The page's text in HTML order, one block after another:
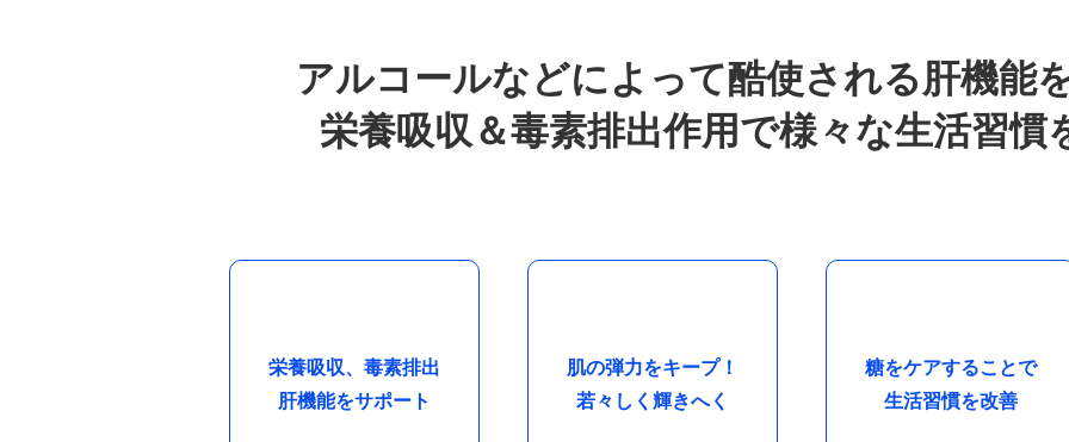
アルコールなどによって酷使される肝機能
栄養吸収＆毒素排出作用で様々な生活習慣
栄養吸収、毒素排出
肝機能をサポート
肌の弾力をキープ！
若々しく輝きへく
糖をケアすることで
生活習慣を改善